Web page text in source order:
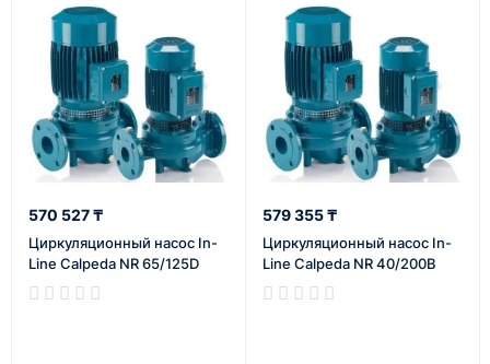
570 527 ₸
Циркуляционный насос In-
Line Calpeda NR 65/125D
579 355 ₸
Циркуляционный насос In-
Line Calpeda NR 40/200B